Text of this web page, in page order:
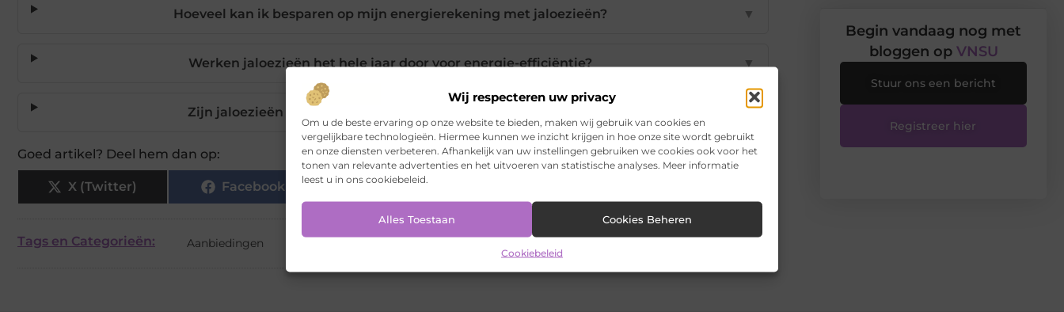
Wij respecteren uw privacy
Om u de beste ervaring op onze website te bieden, maken wij gebruik van cookies en
vergelijkbare technologieën. Hiermee kunnen we inzicht krijgen in hoe onze site wordt gebruikt
en onze diensten verbeteren. Afhankelijk van uw instellingen gebruiken we cookies ook voor het
tonen van relevante advertenties en het uitvoeren van statistische analyses. Meer informatie
leest u in ons cookiebeleid.
Alles Toestaan Cookies Beheren
Cookiebeleid
Hoeveel kan ik besparen op mijn energierekening met jaloezieën? ▼
Werken jaloezieën het hele jaar door voor energie-efficiëntie? ▼
Zijn jaloezieën een goede investering voor energiebesparing? ▼
Goed artikel? Deel hem dan op:
X (Twitter) Facebook Pinterest
Tags en Categorieën: Aanbiedingen
Begin vandaag nog met
bloggen op VNSU
Stuur ons een bericht
Registreer hier